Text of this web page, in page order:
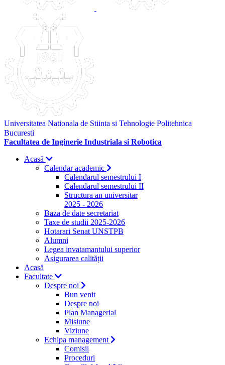
Universitatea Nationala de Stiinta si Tehnologie Politehnica
Bucuresti
Facultatea de Inginerie Industriala si Robotica
Acasă
Calendar academic
Calendarul semestrului I
Calendarul semestrului II
Structura an universitar
2025 - 2026
Baza de date secretariat
Taxe de studii 2025-2026
Hotarari Senat UNSTPB
Alumni
Legea invatamantului superior
Asigurarea calității
Acasă
Facultate
Despre noi
Bun venit
Despre noi
Plan Managerial
Misiune
Viziune
Echipa management
Comisii
Proceduri